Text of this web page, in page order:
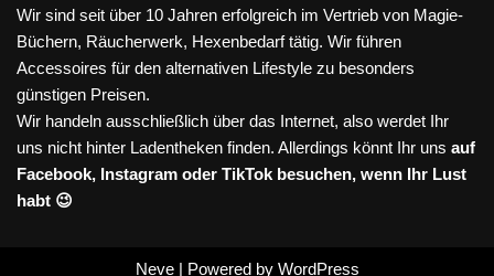
Wir sind seit über 10 Jahren erfolgreich im Vertrieb von Magie-
Büchern, Räucherwerk, Hexenbedarf tätig. Wir führen
Accessoires für den alternativen Lifestyle zu besonders
günstigen Preisen.
Wir handeln ausschließlich über das Internet, also werdet Ihr
uns nicht hinter Ladentheken finden. Allerdings könnt Ihr uns auf
Facebook, Instagram oder TikTok besuchen, wenn Ihr Lust
habt 😉
Neve| Powered by WordPress